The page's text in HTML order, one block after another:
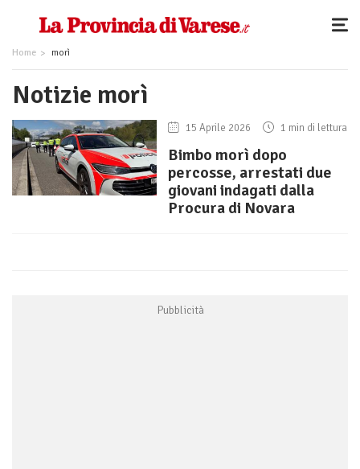
Home morì
Notizie morì
15 Aprile 2026 1 min di lettura
Bimbo morì dopo
percosse, arrestati due
giovani indagati dalla
Procura di Novara